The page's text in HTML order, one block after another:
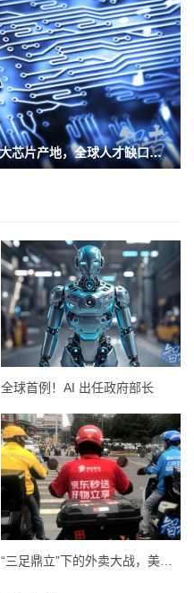
2030年中国大陆或将成为全球最大芯片产地，全球人才缺口达百万
全球首例！AI 出任政府部长
“三足鼎立”下的外卖大战，美团、阿里和京东谁是赢家？